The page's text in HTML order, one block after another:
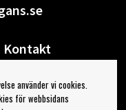
Kontakt
Din sida
Logga ut
använder vi cookies.
för webbsidans